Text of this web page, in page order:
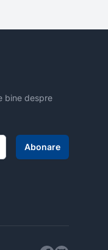
bine despre
Abonare